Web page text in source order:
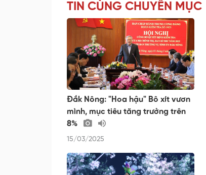
TIN CÙNG CHUYÊN MỤC
Đắk Nông: "Hoa hậu" Bô xít vươn
mình, mục tiêu tăng trưởng trên
8%
15/03/2025